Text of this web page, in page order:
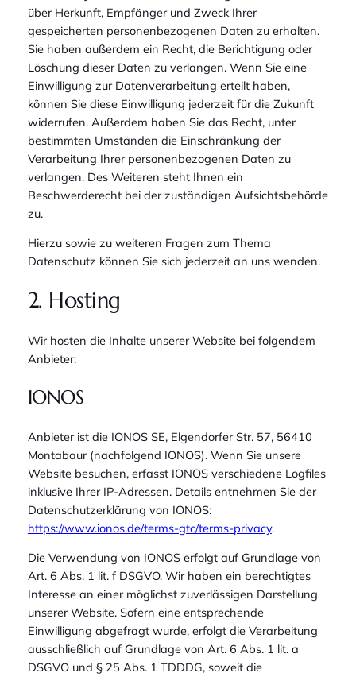
über Herkunft, Empfänger und Zweck Ihrer
gespeicherten personenbezogenen Daten zu erhalten.
Sie haben außerdem ein Recht, die Berichtigung oder
Löschung dieser Daten zu verlangen. Wenn Sie eine
Einwilligung zur Datenverarbeitung erteilt haben,
können Sie diese Einwilligung jederzeit für die Zukunft
widerrufen. Außerdem haben Sie das Recht, unter
bestimmten Umständen die Einschränkung der
Verarbeitung Ihrer personenbezogenen Daten zu
verlangen. Des Weiteren steht Ihnen ein
Beschwerderecht bei der zuständigen Aufsichtsbehörde
zu.
Hierzu sowie zu weiteren Fragen zum Thema
Datenschutz können Sie sich jederzeit an uns wenden.
2. Hosting
Wir hosten die Inhalte unserer Website bei folgendem
Anbieter:
IONOS
Anbieter ist die IONOS SE, Elgendorfer Str. 57, 56410
Montabaur (nachfolgend IONOS). Wenn Sie unsere
Website besuchen, erfasst IONOS verschiedene Logfiles
inklusive Ihrer IP-Adressen. Details entnehmen Sie der
Datenschutzerklärung von IONOS:
https://www.ionos.de/terms-gtc/terms-privacy.
Die Verwendung von IONOS erfolgt auf Grundlage von
Art. 6 Abs. 1 lit. f DSGVO. Wir haben ein berechtigtes
Interesse an einer möglichst zuverlässigen Darstellung
unserer Website. Sofern eine entsprechende
Einwilligung abgefragt wurde, erfolgt die Verarbeitung
ausschließlich auf Grundlage von Art. 6 Abs. 1 lit. a
DSGVO und § 25 Abs. 1 TDDDG, soweit die